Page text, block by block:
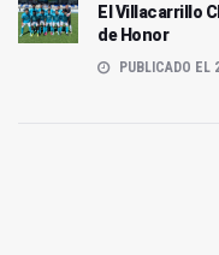
El Villacarrillo
de Honor
PUBLICADO EL